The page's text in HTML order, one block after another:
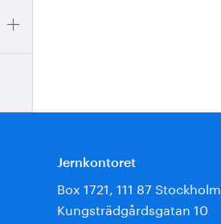
Jernkontoret
Box 1721, 111 87 Stockholm
Kungsträdgårdsgatan 10